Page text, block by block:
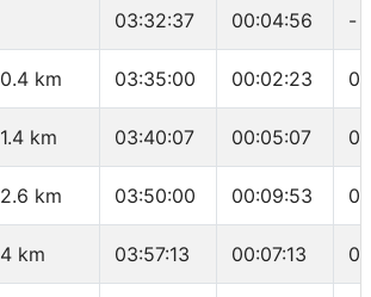
03:32:37 00:04:56 -
0.4 km 03:35:00 00:02:23
1.4 km 03:40:07 00:05:07
2.6 km 03:50:00 00:09:53
4 km 03:57:13 00:07:13